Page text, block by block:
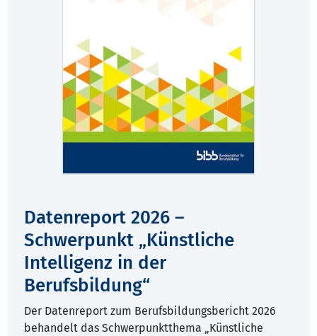
Datenreport 2026 –
Schwerpunkt „Künstliche
Intelligenz in der
Berufsbildung“
Der Datenreport zum Berufsbildungsbericht 2026
behandelt das Schwerpunktthema „Künstliche